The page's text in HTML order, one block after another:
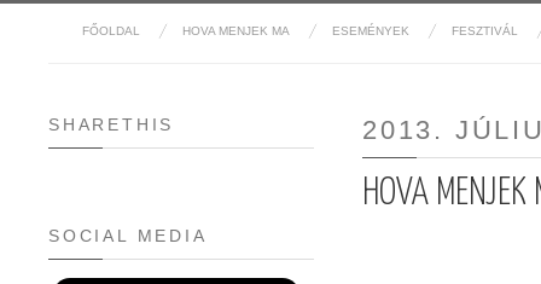
FŐOLDAL HOVA MENJEK MA ESEMÉNYEK FESZTIVÁL
2013.
HOVA
SHARETHIS
SOCIAL MEDIA